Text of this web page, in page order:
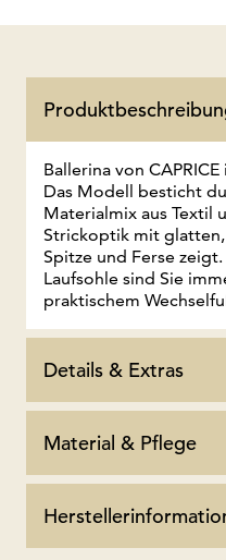
Ballerina von
Das Modell besticht
Materialmix aus Textil
Strickoptik mit glatten,
Spitze und Ferse
Laufsohle sind Sie
praktischem
Details & Extras
Material & Pflege